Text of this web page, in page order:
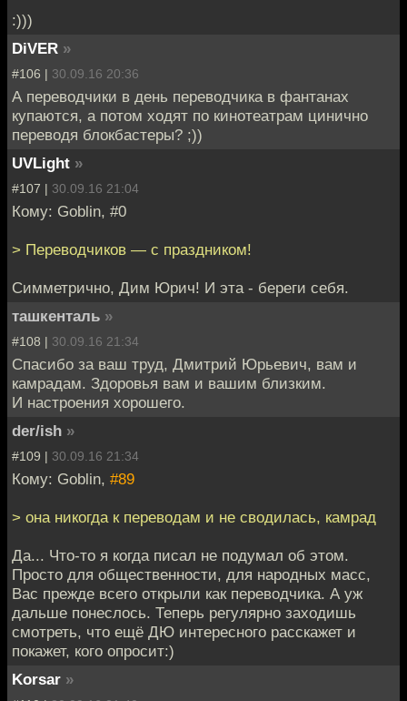
:)))
DiVER »
#106 | 30.09.16 20:36
А переводчики в день переводчика в фантанах
купаются, а потом ходят по кинотеатрам цинично
переводя блокбастеры? ;))
UVLight »
#107 | 30.09.16 21:04
Кому: Goblin, #0
> Переводчиков — с праздником!
Симметрично, Дим Юрич! И эта - береги себя.
ташкенталь »
#108 | 30.09.16 21:34
Спасибо за ваш труд, Дмитрий Юрьевич, вам и
камрадам. Здоровья вам и вашим близким.
И настроения хорошего.
der/ish »
#109 | 30.09.16 21:34
Кому: Goblin, #89
> она никогда к переводам и не сводилась, камрад
Да... Что-то я когда писал не подумал об этом.
Просто для общественности, для народных масс,
Вас прежде всего открыли как переводчика. А уж
дальше понеслось. Теперь регулярно заходишь
смотреть, что ещё ДЮ интересного расскажет и
покажет, кого опросит:)
Korsar »